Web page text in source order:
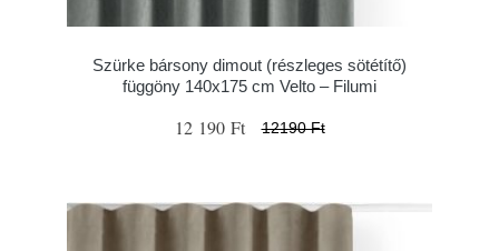
Szürke bársony dimout (részleges sötétítő)
függöny 140x175 cm Velto – Filumi
12 190 Ft 12190 Ft